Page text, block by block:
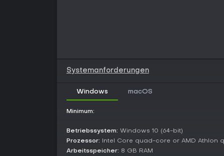
Systemanforderungen
Windows macOS
Minimum:
Betriebssystem: Windows 10 (64-bit)
Prozessor: Intel Core quad-core or AMD Athlon
Arbeitsspeicher: 8 GB RAM